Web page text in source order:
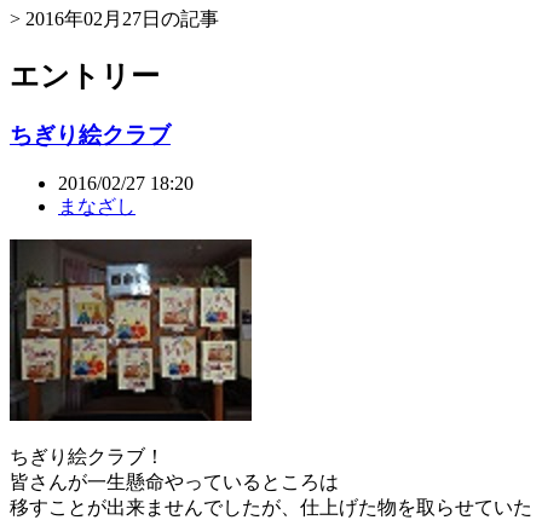
> 2016年02月27日の記事
エントリー
ちぎり絵クラブ
2016/02/27 18:20
まなざし
ちぎり絵クラブ！
皆さんが一生懸命やっているところは
移すことが出来ませんでしたが、仕上げた物を取らせていた